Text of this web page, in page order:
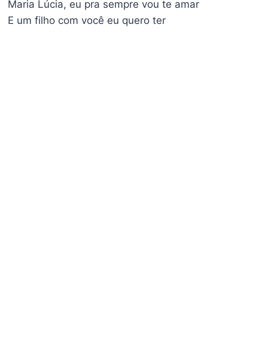
Maria Lúcia, eu pra sempre vou te amar
E um filho com você eu quero ter